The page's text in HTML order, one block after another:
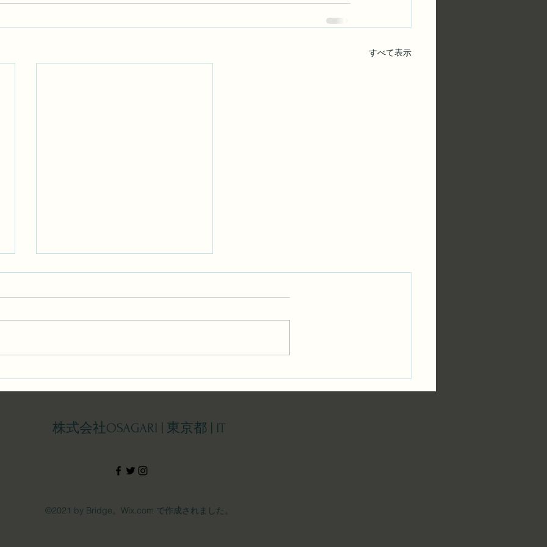
すべて表示
た。
株式会社OSAGARI | 東京都 | IT
©2021 by Bridge。Wix.com で作成されました。